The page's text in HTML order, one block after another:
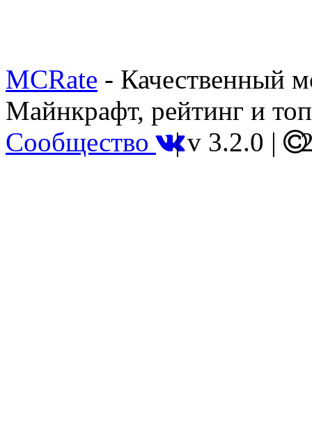
MCRate - Качественный
Майнкрафт, рейтинг и
Сообщество |v 3.2.0 |